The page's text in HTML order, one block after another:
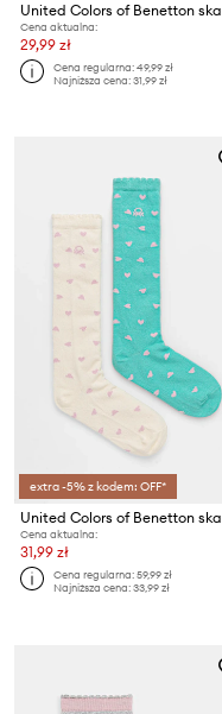
Cena aktualna:
29,99 zł
Cena regularna:49,99 zł
Najniższa cena:31,99 zł
extra -5% z kodem: OFF*
Cena aktualna:
31,99 zł
Cena regularna:59,99 zł
Najniższa cena:33,99 zł